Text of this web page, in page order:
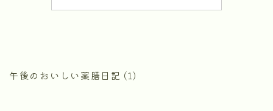
午後のおいしい薬膳日記 (1)